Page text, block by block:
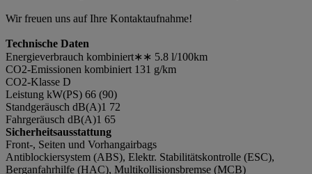
Wir freuen uns auf Ihre Kontaktaufnahme!
Technische Daten
Energieverbrauch kombiniert∗∗ 5.8 l/100km
CO2-Emissionen kombiniert 131 g/km
CO2-Klasse D
Leistung kW(PS) 66 (90)
Standgeräusch dB(A)1 72
Fahrgeräusch dB(A)1 65
Sicherheitsausstattung
Front-, Seiten und Vorhangairbags
Antiblockiersystem (ABS), Elektr. Stabilitätskontrolle (ESC),
Berganfahrhilfe (HAC), Multikollisionsbremse (MCB)